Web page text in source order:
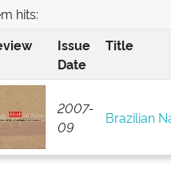
hits:
Issue
Date
Title
2007-
09
Brazilian